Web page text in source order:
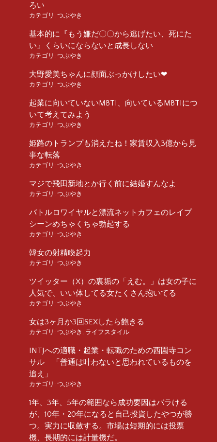
ろい
カテゴリ: つぶやき
基本的に『もう嫌だ〇〇から逃げたい、死にた
い』くらいにならないと成長しない
カテゴリ: つぶやき
大野愛美ちゃんに顔面ぶっかけしたい❤︎
カテゴリ: つぶやき
起業に向いていないMBTI、向いているMBTIにつ
いて考えてみよう
カテゴリ: つぶやき
姫路のトランプも消えたね！家賃収入3億から見
事な転落
カテゴリ: つぶやき
マジで飛田新地とか行く前に結婚すんなよ
カテゴリ: つぶやき
バトルロワイヤルと漂流ネットカフェのレイプ
シーンめちゃくちゃ勃起する
カテゴリ: つぶやき
韓女の射精喚起力
カテゴリ: つぶやき
ツイッター（X）の裏垢の「えむ。」は女の子に
人気で、いい体してる女たくさん抱いてる
カテゴリ: つぶやき
女は3ヶ月か3回SEXしたら飽きる
カテゴリ: つぶやき , ライフスタイル
INTJへの適職・起業・転職のための西園寺コン
サル 「普通は叶わないと思われているものを
追え」
カテゴリ: つぶやき
1年、3年、5年の範囲なら成功要因はバラける
が、10年・20年になると自己投資したやつが勝
つ。実力に収斂する。市場は短期的には投票
機、長期的には計量機だ。